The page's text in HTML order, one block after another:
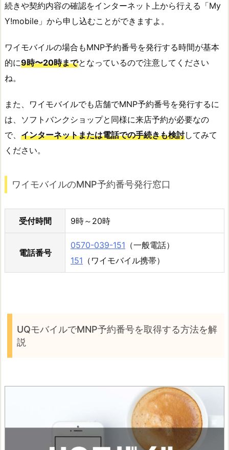
続きや契約内容の確認をインターネット上から行える「My
Y!mobile」から申し込むことができますよ。
ワイモバイルの場合もMNP予約番号を発行する時間が基本
的に9時〜20時までとなっているので注意してください
ね。
また、ワイモバイルでも店舗でMNP予約番号を発行するに
は、ソフトバンクショップと同様に来店予約が必要なの
で、 インターネットまたは電話での手続きも検討してみて
ください。
ワイモバイルのMNP予約番号発行窓口
受付時間 9時～20時
電話番号
0570-039-151 （一般電話）
151 （ワイモバイル携帯）
UQモバイルでMNP予約番号を取得する方法を解
説